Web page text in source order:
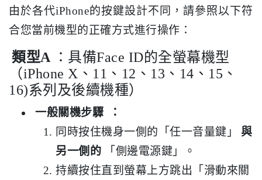
由於各代iPhone的按鍵設計不同，請參照以下符
合您當前機型的正確方式進行操作：
類型A
：具備Face ID的全螢幕機型
（iPhone X、11、12、13、14、15、
16)系列及後續機種）
一般關機步驟
：
同時按住機身一側的「任一音量鍵」
與
另一側的
「側邊電源鍵」。
持續按住直到螢幕上方跳出「滑動來關